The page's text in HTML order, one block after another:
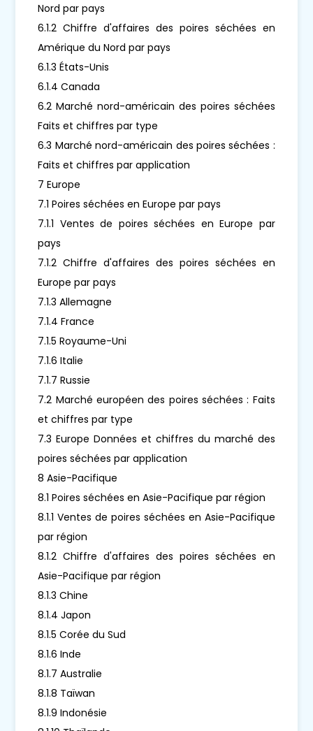
Nord par pays
6.1.2 Chiffre d'affaires des poires séchées en
Amérique du Nord par pays
6.1.3 États-Unis
6.1.4 Canada
6.2 Marché nord-américain des poires séchées
Faits et chiffres par type
6.3 Marché nord-américain des poires séchées :
Faits et chiffres par application
7 Europe
7.1 Poires séchées en Europe par pays
7.1.1 Ventes de poires séchées en Europe par
pays
7.1.2 Chiffre d'affaires des poires séchées en
Europe par pays
7.1.3 Allemagne
7.1.4 France
7.1.5 Royaume-Uni
7.1.6 Italie
7.1.7 Russie
7.2 Marché européen des poires séchées : Faits
et chiffres par type
7.3 Europe Données et chiffres du marché des
poires séchées par application
8 Asie-Pacifique
8.1 Poires séchées en Asie-Pacifique par région
8.1.1 Ventes de poires séchées en Asie-Pacifique
par région
8.1.2 Chiffre d'affaires des poires séchées en
Asie-Pacifique par région
8.1.3 Chine
8.1.4 Japon
8.1.5 Corée du Sud
8.1.6 Inde
8.1.7 Australie
8.1.8 Taïwan
8.1.9 Indonésie